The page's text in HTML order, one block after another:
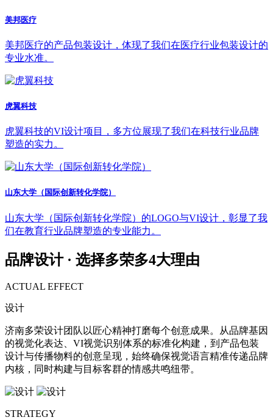
美邦医疗
美邦医疗的产品包装设计，体现了我们在医疗行业包装设计的
专业水准。
虎翼科技
虎翼科技的VI设计项目，多方位展现了我们在科技行业品牌
塑造的实力。
山东大学（国际创新转化学院）
山东大学（国际创新转化学院）的LOGO与VI设计，彰显了我
们在教育行业品牌塑造的专业能力。
品牌设计 · 选择多荣多4大理由
ACTUAL EFFECT
设计
济南多荣设计团队以匠心精神打磨每个创意成果。从品牌基因
的视觉化表达、VI视觉识别体系的标准化构建，到产品包装
设计与传播物料的创意呈现，始终确保视觉语言精准传递品牌
内核，同时构建与目标客群的情感共鸣纽带。
STRATEGY